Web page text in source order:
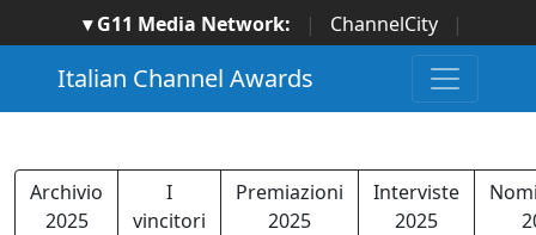
▾ G11 Media Network: | ChannelCity
|
ImpresaCity | SecurityOpenLab | Italian Channel
Awards | Italian Project Awards
Italian Security
Awards | ...
Italian Channel Awards
Archivio
2025
I
vincitori
Premiazioni
2025
Interviste
2025